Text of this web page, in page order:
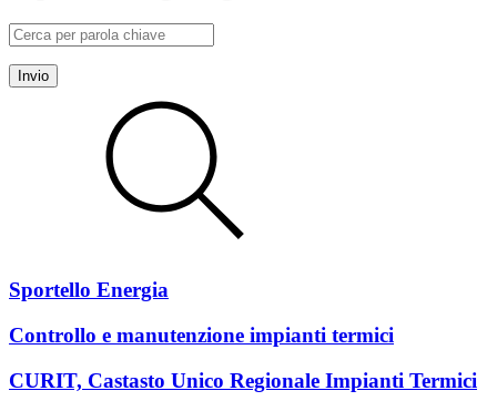
Invio
Sportello Energia
Controllo e manutenzione impianti termici
CURIT, Castasto Unico Regionale Impianti Termici